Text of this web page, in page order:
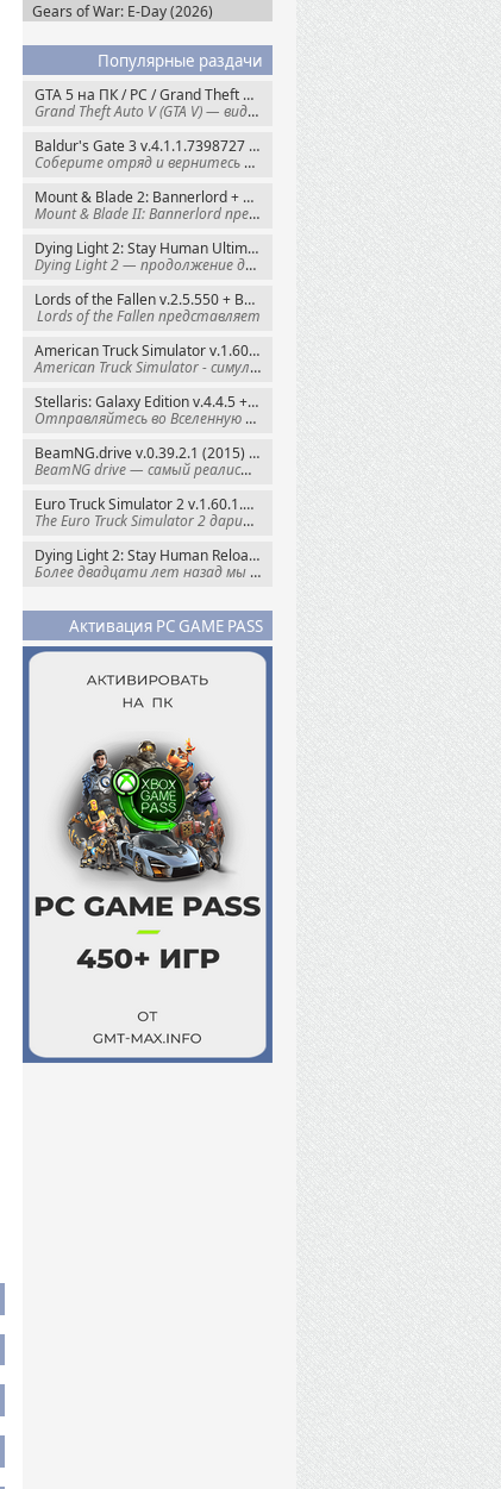
Gears of War: E-Day (2026)
Популярные раздачи
GTA 5 на ПК / PC / Grand Theft Auto V: Premium Edition (2015) Steam-Rip
Grand Theft Auto V (GTA V) — видеоигра из
Baldur's Gate 3 v.4.1.1.7398727 + Все DLC (2023) GOG-Rip
Соберите отряд и вернитесь в Забытые
Mount & Blade 2: Bannerlord + War Sails v.1.4.7.117484 (2025) GOG
Mount & Blade II: Bannerlord представляет
Dying Light 2: Stay Human Ultimate Edition v.1.29.0 + Все DLC (2022) Пиратка
Dying Light 2 — продолжение динамичного
Lords of the Fallen v.2.5.550 + Все DLC (2023) Пиратка
Lords of the Fallen представляет
American Truck Simulator v.1.60.1.8s + Все DLC (2016) Пиратка
American Truck Simulator - симулятор
Stellaris: Galaxy Edition v.4.4.5 + Все DLC (2016) Пиратка
Отправляйтесь во Вселенную полную чудес и
BeamNG.drive v.0.39.2.1 (2015) RePack
BeamNG drive — самый реалистичный
Euro Truck Simulator 2 v.1.60.1.7s + Все DLC (2012) Пиратка
The Euro Truck Simulator 2 дарит вам опыт
Dying Light 2: Stay Human Reloaded Edition v.1.28.3 + Все DLC (2022) RePack
Более двадцати лет назад мы пытались
Активация PC GAME PASS